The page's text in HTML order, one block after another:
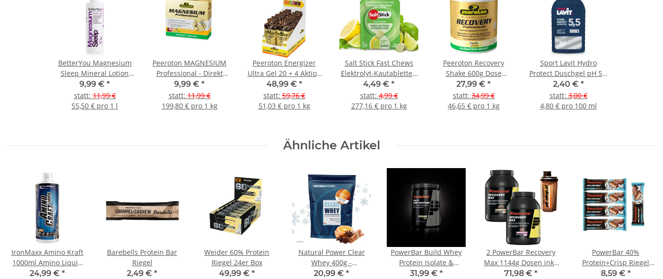
BetterYou Magnesium
Sleep Mineral Lotion
180ml
9,99 € *
statt:11,99 €
55,50 € pro 1 l
Peeroton MAGNESIUM
Professional - Direkt
Sticks - Muskelfit
Manager 20
StückTropic Maracuja
9,99 € *
statt:11,99 €
199,80 € pro 1 kg
Peeroton Energizer
Ultra Gel 20 + 4 Aktion
Cola
48,99 € *
statt:59,76 €
51,03 € pro 1 kg
Salt Stick Fast Chews
Elektrolyt-Kautabletten
Lemon
4,49 € *
statt:4,99 €
277,16 € pro 1 kg
Peeroton Recovery
Shake 600g Dose
Vanille
27,99 € *
statt:34,99 €
46,65 € pro 1 kg
Sport Lavit Hydro
Protect Duschgel pH 5,5
50ml
2,40 € *
statt:3,00 €
4,80 € pro 100 ml
Ähnliche Artikel
IronMaxx Amino Kraft
1000ml Amino Liquid
Flasche - Orange
24,99 € *
Barebells Protein Bar
Riegel
2,49 € *
Weider 60% Protein
Riegel 24er Box
49,99 € *
Natural Power Clear
Whey 400g -
Orangenpunch
20,99 € *
PowerBar Build Whey
Protein Isolate &
Hydroisolate 550g Dose
31,99 € *
2 PowerBar Recovery
Max 1144g Dosen inkl.
Shaker
71,98 € *
PowerBar 40%
Protein+Crisp Riegel
5er Pack
8,59 € *